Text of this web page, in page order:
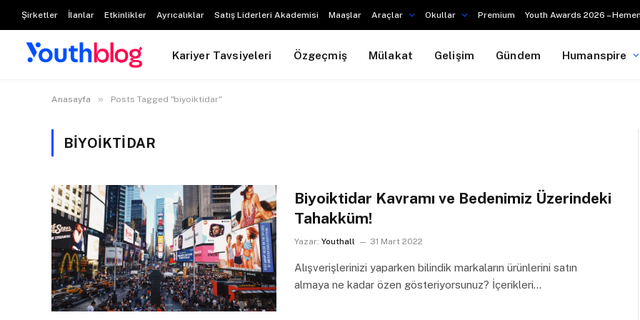
Şirketler İlanlar Etkinlikler Ayrıcalıklar Satış Liderleri Akademisi Maaşlar Araçlar Okullar Premium Youth Awards 2026 –
Kariyer Tavsiyeleri Özgeçmiş Mülakat Gelişim Gündem Humanspire
Anasayfa » Posts Tagged "biyoiktidar"
BIYOIKTIDAR
Biyoiktidar Kavramı ve Bedenimiz Üzerindeki
Tahakküm!
Yazar: Youthall 31 Mart 2022
Alışverişlerinizi yaparken bilindik markaların ürünlerini satın
almaya ne kadar özen gösteriyorsunuz? İçerikleri…